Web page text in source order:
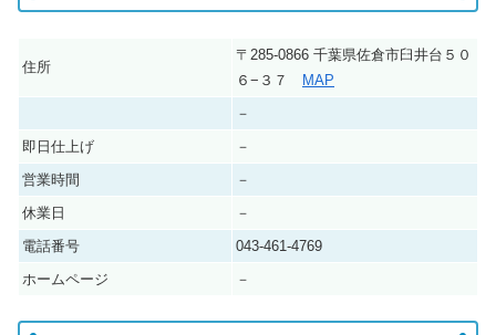
住所
〒285-0866 千葉県佐倉市臼井台５０
６−３７
MAP
－
即日仕上げ
－
営業時間
－
休業日
－
電話番号
043-461-4769
ホームページ
－